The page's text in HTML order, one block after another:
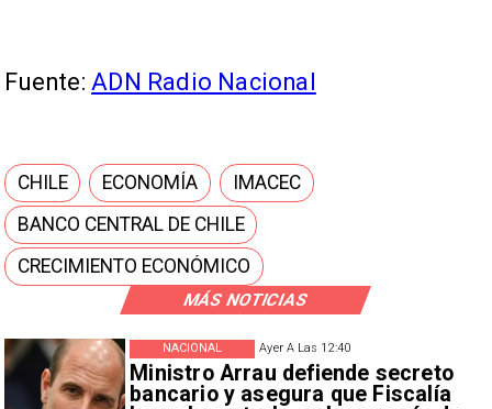
MÁS NOTICIAS
Ayer A Las 12:40
Ministro Arrau defiende secreto
bancario y asegura que Fiscalía
NACIONAL
Fuente:ADN Radio Nacional
CHILE ECONOMÍA
IMACEC
BANCO CENTRAL DE CHILE
CRECIMIENTO ECONÓMICO